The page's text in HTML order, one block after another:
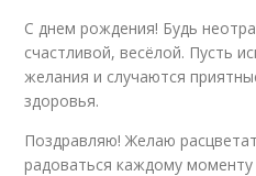
С днем рождения! Будь
счастливой, весёлой. Пусть
желания и случаются
здоровья.
Поздравляю! Желаю
радоваться каждому